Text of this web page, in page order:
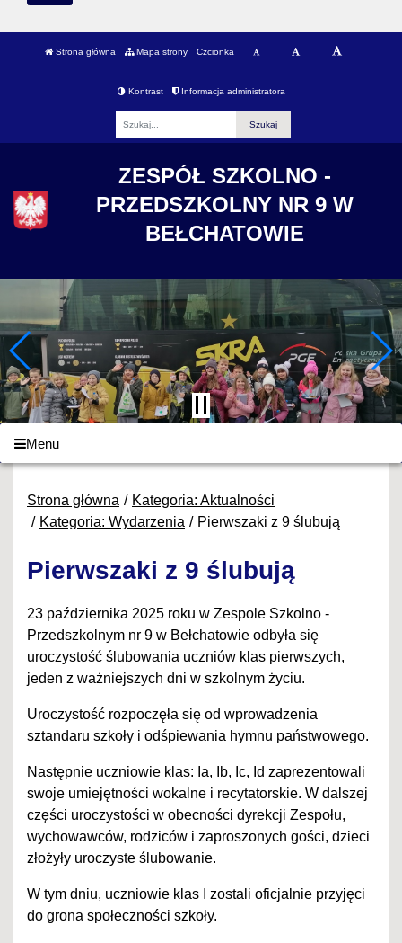
Strona główna Mapa strony Czcionka
Kontrast Informacja administratora
ZESPÓŁ SZKOLNO -
PRZEDSZKOLNY NR 9 W
BEŁCHATOWIE
Menu
Strona główna
Kategoria: Aktualności
Kategoria: Wydarzenia
Pierwszaki z 9 ślubują
Pierwszaki z 9 ślubują
23 października 2025 roku w Zespole Szkolno -
Przedszkolnym nr 9 w Bełchatowie odbyła się
uroczystość ślubowania uczniów klas pierwszych,
jeden z ważniejszych dni w szkolnym życiu.
Uroczystość rozpoczęła się od wprowadzenia
sztandaru szkoły i odśpiewania hymnu państwowego.
Następnie uczniowie klas: Ia, Ib, Ic, Id zaprezentowali
swoje umiejętności wokalne i recytatorskie. W dalszej
części uroczystości w obecności dyrekcji Zespołu,
wychowawców, rodziców i zaproszonych gości, dzieci
złożyły uroczyste ślubowanie.
W tym dniu, uczniowie klas I zostali oficjalnie przyjęci
do grona społeczności szkoły.